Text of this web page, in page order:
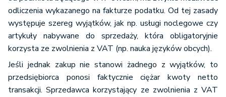
odliczenia wykazanego na fakturze podatku. Od tej zasady
występuje szereg wyjątków, jak np. usługi noclegowe czy
artykuły nabywane do sprzedaży, która obligatoryjnie
korzysta ze zwolnienia z VAT (np. nauka języków obcych).
Jeśli jednak zakup nie stanowi żadnego z wyjątków, to
przedsiębiorca ponosi faktycznie ciężar kwoty netto
transakcji. Sprzedawca korzystający ze zwolnienia z VAT